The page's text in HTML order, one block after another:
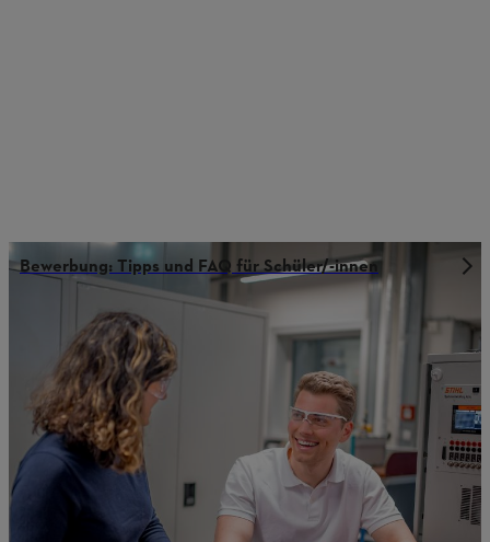
Bewerbung: Tipps und FAQ für Schüler/-innen